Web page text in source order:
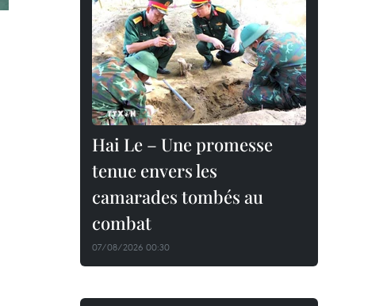
Hai Le – Une promesse
tenue envers les
camarades tombés au
combat
07/08/2026 00:30